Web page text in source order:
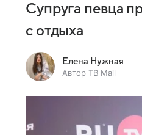
Супруга певца
с отдыха
Елена Нужная
Автор ТВ Mail